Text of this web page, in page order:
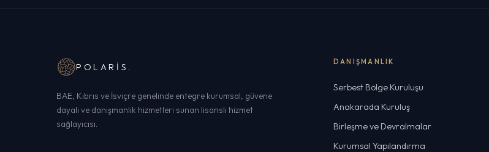
POLARIS .
BAE, Kıbrıs ve İsviçre genelinde entegre kurumsal, güvene
dayalı ve danışmanlık hizmetleri sunan lisanslı hizmet
sağlayıcısı.
DANIŞMANLIK
Serbest Bölge Kuruluşu
Anakarada Kuruluş
Birleşme ve Devralmalar
Kurumsal Yapılandırma